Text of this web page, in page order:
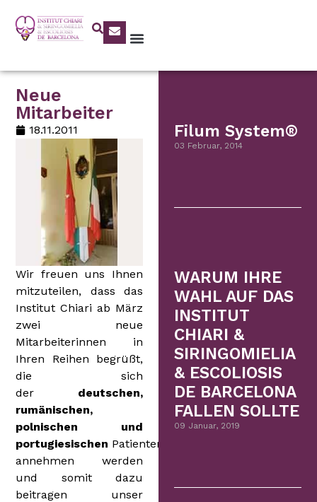
Neue
Mitarbeiter
18.11.2011
Wir freuen uns Ihnen
mitzuteilen, dass das
Institut Chiari ab März
zwei neue
Mitarbeiterinnen in
Ihren Reihen begrüßt,
die sich
der deutschen,
rumänischen,
polnischen und
portugiesischen Patienten
annehmen werden
und somit dazu
beitragen unser
Filum System®
03 Februar, 2014
WARUM IHRE
WAHL AUF DAS
INSTITUT
CHIARI &
SIRINGOMIELIA
& ESCOLIOSIS
DE BARCELONA
FALLEN SOLLTE
09 Januar, 2019